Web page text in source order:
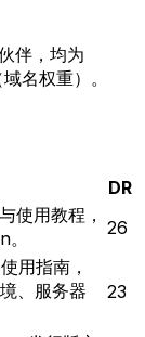
伴，均为
名权重）。
DR
使用教程，
26
用指南，
、服务器
23